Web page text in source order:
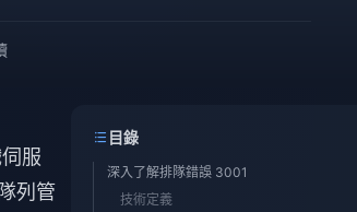
服
列管
目錄
深入了解排隊錯誤 3001
技術定義